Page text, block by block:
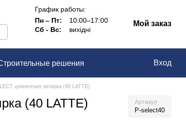
График работы:
Пн – Пт:
10:00–17:00
Сб - Вс:
вихідні
Мой заказ
решения
Вход
цементная затирка (40 LATTE)
(40 LATTE) Артикул
P-select40